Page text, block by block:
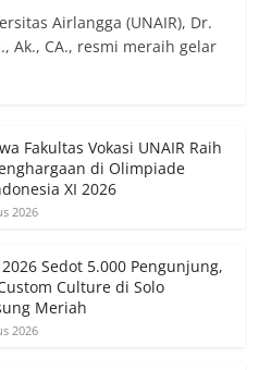
Airlangga (UNAIR), Dr.
Ak., CA., resmi meraih gelar
Fakultas Vokasi UNAIR Raih
di Olimpiade
XI 2026
2026
Sedot 5.000 Pengunjung,
Culture di Solo
Meriah
2026